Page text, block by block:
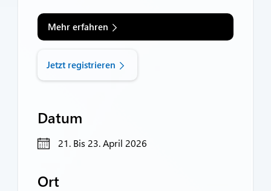
Mehr erfahren
Jetzt registrieren
Datum
21. Bis 23. April 2026
Ort